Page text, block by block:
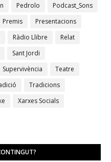
Pedrolo
Podcast_Sons
Premis
Presentacions
Ràdio Llibre
Relat
Sant Jordi
Supervivència
Teatre
Tradicions
Xarxes Socials